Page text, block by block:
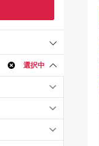
選択中